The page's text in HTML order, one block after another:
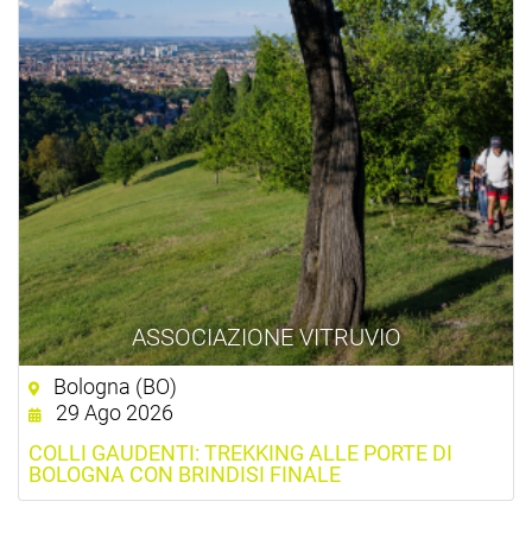
ASSOCIAZIONE VITRUVIO
Bologna (BO)
29 Ago 2026
COLLI GAUDENTI: TREKKING ALLE PORTE DI
BOLOGNA CON BRINDISI FINALE